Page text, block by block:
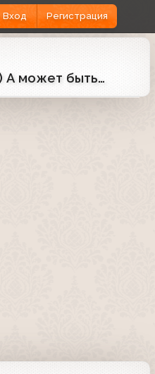
Вход Регистрация
А может быть…